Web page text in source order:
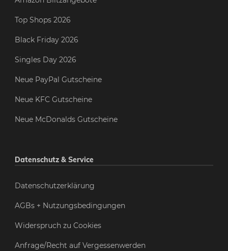
Top Shops 2026
Black Friday 2026
Singles Day 2026
Neue PayPal Gutscheine
Neue KFC Gutscheine
Neue McDonalds Gutscheine
Datenschutz & Service
Datenschutzerklärung
AGBs + Nutzungsbedingungen
Widerspruch zu Cookies
Anfrage/Recht auf Vergessenwerden